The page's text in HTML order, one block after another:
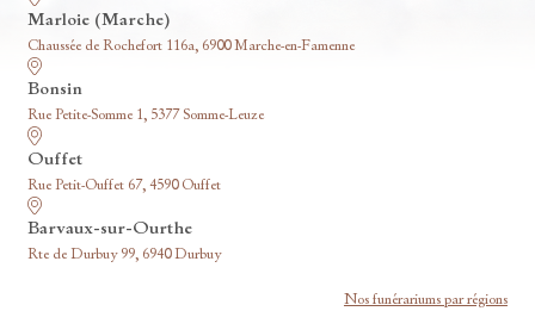
Marloie (Marche)
Chaussée de Rochefort 116a, 6900 Marche-en-Famenne
Bonsin
Rue Petite-Somme 1, 5377 Somme-Leuze
Ouffet
Rue Petit-Ouffet 67, 4590 Ouffet
Barvaux-sur-Ourthe
Rte de Durbuy 99, 6940 Durbuy
Nos funérariums par régions